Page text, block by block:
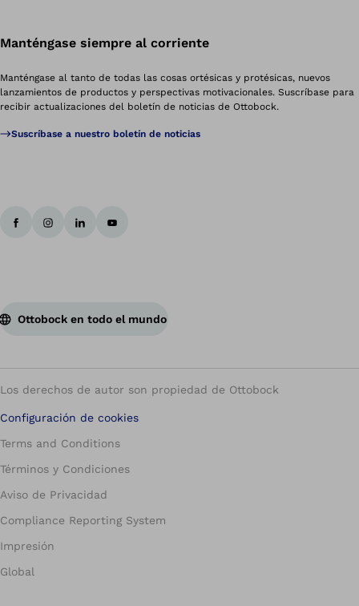
Manténgase siempre al corriente
Manténgase al tanto de todas las cosas ortésicas y protésicas, nuevos
lanzamientos de productos y perspectivas motivacionales. Suscríbase para
recibir actualizaciones del boletín de noticias de Ottobock.
Suscríbase a nuestro boletín de noticias
Ottobock en todo el mundo
Los derechos de autor son propiedad de Ottobock
Configuración de cookies
Terms and Conditions
Términos y Condiciones
Aviso de Privacidad
Compliance Reporting System
Impresión
Global